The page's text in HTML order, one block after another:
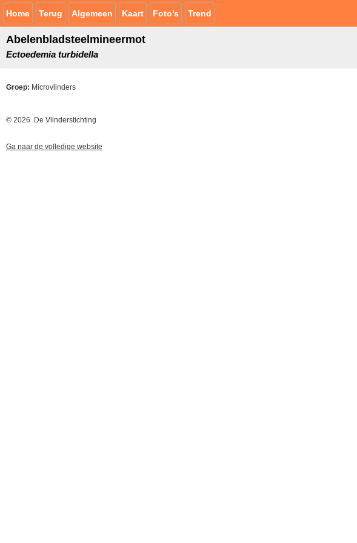
Home Terug Algemeen Kaart Foto's Trend
Abelenbladsteelmineermot
Ectoedemia turbidella
Groep: Microvlinders
© 2026 De Vlinderstichting
Ga naar de volledige website